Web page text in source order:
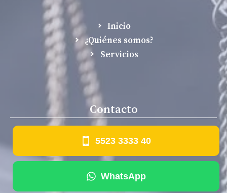
Inicio
¿Quiénes somos?
Servicios
Contacto
5523 3333 40
WhatsApp